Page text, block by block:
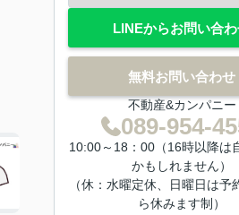
LINEからお問い合
無料お問い合わせ
不動産&カンパニー
089-954-
10:00～18：00（16時以降は
かもしれません）
（休：水曜定休、日曜日は予
ら休みます制）